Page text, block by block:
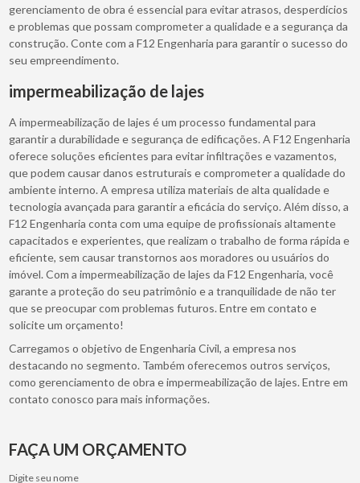
gerenciamento de obra é essencial para evitar atrasos, desperdícios
e problemas que possam comprometer a qualidade e a segurança da
construção. Conte com a F12 Engenharia para garantir o sucesso do
seu empreendimento.
impermeabilização de lajes
A impermeabilização de lajes é um processo fundamental para
garantir a durabilidade e segurança de edificações. A F12 Engenharia
oferece soluções eficientes para evitar infiltrações e vazamentos,
que podem causar danos estruturais e comprometer a qualidade do
ambiente interno. A empresa utiliza materiais de alta qualidade e
tecnologia avançada para garantir a eficácia do serviço. Além disso, a
F12 Engenharia conta com uma equipe de profissionais altamente
capacitados e experientes, que realizam o trabalho de forma rápida e
eficiente, sem causar transtornos aos moradores ou usuários do
imóvel. Com a impermeabilização de lajes da F12 Engenharia, você
garante a proteção do seu patrimônio e a tranquilidade de não ter
que se preocupar com problemas futuros. Entre em contato e
solicite um orçamento!
Carregamos o objetivo de Engenharia Civil, a empresa nos
destacando no segmento. Também oferecemos outros serviços,
como gerenciamento de obra e impermeabilização de lajes. Entre em
contato conosco para mais informações.
FAÇA UM ORÇAMENTO
Digite seu nome